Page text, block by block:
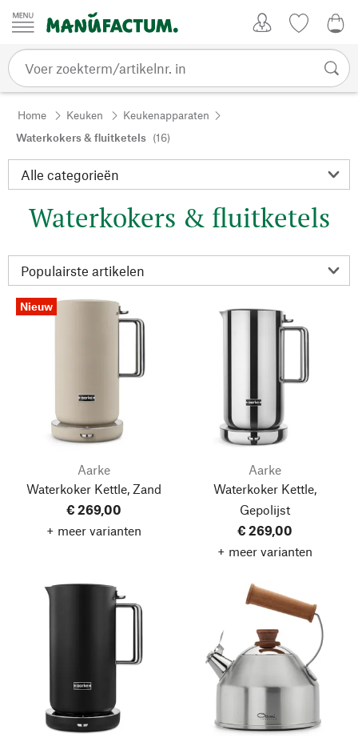
Passer au contenu
Home Keuken
Keukenapparaten
Waterkokers & fluitketels (16)
Waterkokers & fluitketels
Nieuw
Aarke
Waterkoker Kettle, Zand
€ 269,00
+ meer varianten
Aarke
Waterkoker Kettle,
Gepolijst
€ 269,00
+ meer varianten